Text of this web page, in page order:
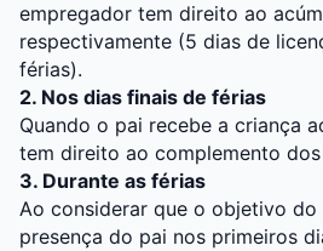
empregador tem direito ao
respectivamente (5 dias de
férias).
2. Nos dias finais de férias
Quando o pai recebe a criança
tem direito ao complemento
3. Durante as férias
Ao considerar que o objetivo
presença do pai nos primeiros